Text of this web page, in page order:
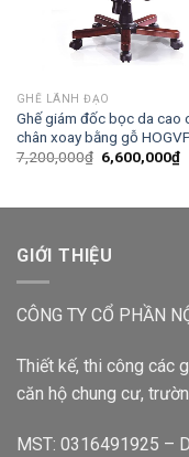
GHẾ LÃNH ĐẠO
Ghế giám đốc bọc da cao
chân xoay bằng gỗ
7,200,000₫ 6,600,000₫
GIỚI THIỆU
CÔNG TY CỔ PHẦN
Thiết kế, thi công các
căn hộ chung cư,
MST: 0316491925 –